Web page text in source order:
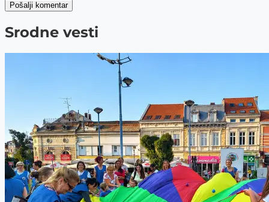
Pošalji komentar
Srodne vesti